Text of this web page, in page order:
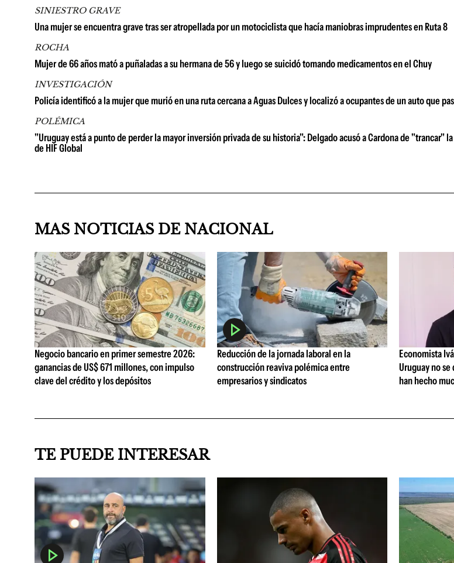
SINIESTRO GRAVE
Una mujer se encuentra grave tras ser atropellada por un motociclista que hacía maniobras imprudentes en Ruta 8
ROCHA
Mujer de 66 años mató a puñaladas a su hermana de 56 y luego se suicidó tomando medicamentos en el Chuy
INVESTIGACIÓN
Policía identificó a la mujer que murió en una ruta cercana a Aguas Dulces y localizó a ocupantes de un auto que
POLÉMICA
"Uruguay está a punto de perder la mayor inversión privada de su historia": Delgado acusó a Cardona de "trancar"
de HIF Global
MAS NOTICIAS DE NACIONAL
Negocio bancario en primer semestre 2026:
ganancias de US$ 671 millones, con impulso
clave del crédito y los depósitos
Reducción de la jornada laboral en la
construcción reaviva polémica entre
empresarios y sindicatos
Economista
Uruguay no
han hecho
TE PUEDE INTERESAR